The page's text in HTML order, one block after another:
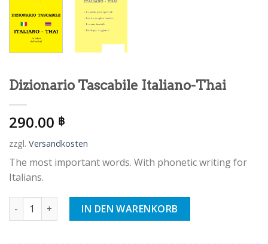
Dizionario Tascabile Italiano-Thai
290.00 ฿
zzgl. Versandkosten
The most important words. With phonetic writing for
Italians.
Dizionario Tascabile Italiano-Thai Menge
IN DEN WARENKORB